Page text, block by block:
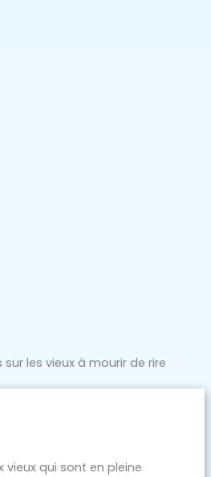
les vieux à mourir de rire
vieux qui sont en pleine